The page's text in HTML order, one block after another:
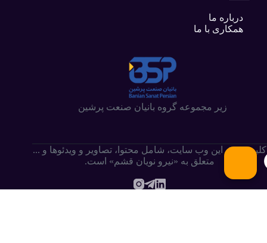
درباره ما
همکاری با ما
زیر مجموعه گروه بانیان صنعت پرشین
کلیه حقوق این وب سایت،‌ شامل محتوا، تصاویر و ویدئوها و ...
متعلق به «نیرو نویان قشم» است.